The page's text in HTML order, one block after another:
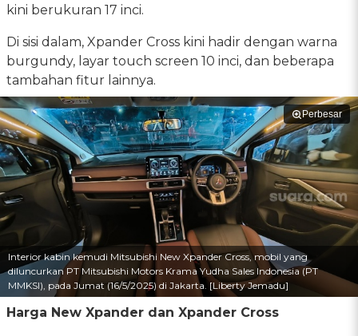
kini berukuran 17 inci.
Di sisi dalam, Xpander Cross kini hadir dengan warna
burgundy, layar touch screen 10 inci, dan beberapa
tambahan fitur lainnya.
Perbesar
Interior kabin kemudi Mitsubishi New Xpander Cross, mobil yang
diluncurkan PT Mitsubishi Motors Krama Yudha Sales Indonesia (PT
MMKSI), pada Jumat (16/5/2025) di Jakarta. [Liberty Jemadu]
Harga New Xpander dan Xpander Cross